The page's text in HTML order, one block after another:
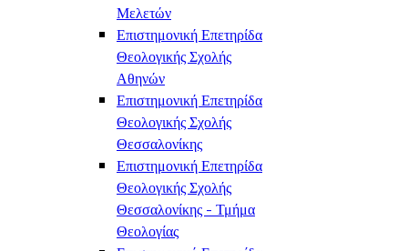
Μελετών
Επιστημονική Επετηρίδα
Θεολογικής Σχολής
Αθηνών
Επιστημονική Επετηρίδα
Θεολογικής Σχολής
Θεσσαλονίκης
Επιστημονική Επετηρίδα
Θεολογικής Σχολής
Θεσσαλονίκης - Τμήμα
Θεολογίας